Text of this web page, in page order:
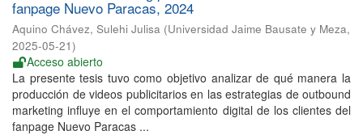
fanpage Nuevo Paracas, 2024
Aquino Chávez, Sulehi Julisa (Universidad Jaime Bausate y Meza,
2025-05-21)
Acceso abierto
La presente tesis tuvo como objetivo analizar de qué manera la
producción de videos publicitarios en las estrategias de outbound
marketing influye en el comportamiento digital de los clientes del
fanpage Nuevo Paracas ...